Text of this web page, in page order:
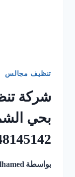
تنظيف مجالس
شركة
بحي
بواسطة